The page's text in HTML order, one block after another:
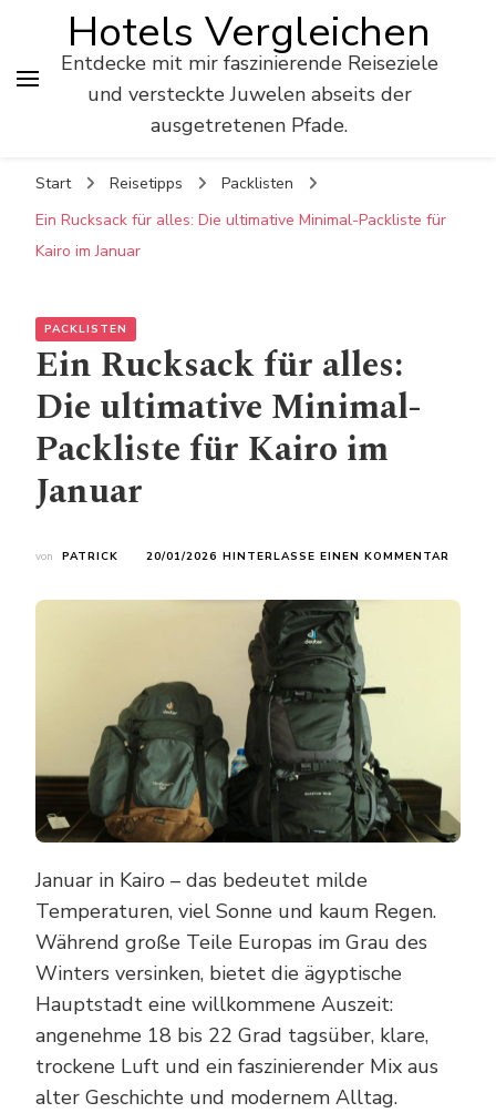
Hotels Vergleichen
Entdecke mit mir faszinierende Reiseziele
und versteckte Juwelen abseits der
ausgetretenen Pfade.
Start Reisetipps
Packlisten
Ein Rucksack für alles: Die ultimative Minimal-Packliste für
Kairo im Januar
PACKLISTEN
Ein Rucksack für alles:
Die ultimative Minimal-
Packliste für Kairo im
Januar
von PATRICK 20/01/2026 HINTERLASSE EINEN KOMMENTAR
Januar in Kairo – das bedeutet milde
Temperaturen, viel Sonne und kaum Regen.
Während große Teile Europas im Grau des
Winters versinken, bietet die ägyptische
Hauptstadt eine willkommene Auszeit:
angenehme 18 bis 22 Grad tagsüber, klare,
trockene Luft und ein faszinierender Mix aus
alter Geschichte und modernem Alltag.